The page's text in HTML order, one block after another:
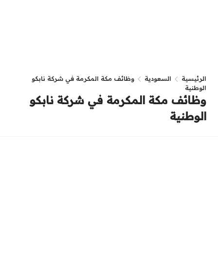
الرئيسية السعودية
وظائف مكة المكرمة في شركة نابكو
الوطنية
وظائف مكة المكرمة في شركة نابكو
الوطنية